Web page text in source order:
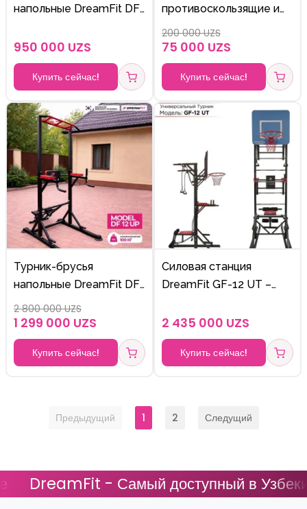
напольные DreamFit DF
тренажёр 3в1 для дома,
до 100 кг
950 000 UZS
Купить сейчас!
противоскользящие и
прочные
200 000 UZS
75 000 UZS
Купить сейчас!
Турник-брусья
напольные DreamFit DF-
12 UP – силовая станция
для дома до 100 кг
2 800 000 UZS
1 299 000 UZS
Купить сейчас!
Силовая станция
DreamFit GF-12 UT –
шведская стенка и
баскетбольное кольцо
2 435 000 UZS
Купить сейчас!
Предыдущий 1 2 Следущий
- Самый доступный в